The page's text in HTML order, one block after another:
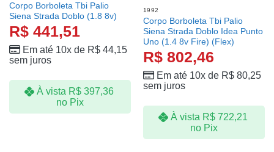
Corpo Borboleta Tbi Palio
Siena Strada Doblo (1.8 8v)
R$441,51
Em até 10x de R$44,15
sem juros
À vista R$397,36
no Pix
1992
Corpo Borboleta Tbi Palio
Siena Strada Doblo Idea Punto
Uno (1.4 8v Fire) (Flex)
R$802,46
Em até 10x de R$80,25
sem juros
À vista R$722,21
no Pix